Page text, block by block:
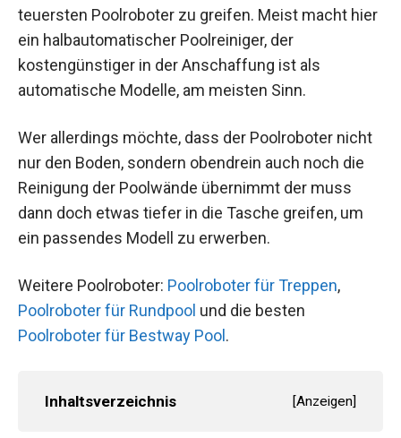
teuersten Poolroboter zu greifen. Meist macht hier
ein halbautomatischer Poolreiniger, der
kostengünstiger in der Anschaffung ist als
automatische Modelle, am meisten Sinn.
Wer allerdings möchte, dass der Poolroboter nicht
nur den Boden, sondern obendrein auch noch die
Reinigung der Poolwände übernimmt der muss
dann doch etwas tiefer in die Tasche greifen, um
ein passendes Modell zu erwerben.
Weitere Poolroboter: Poolroboter für Treppen,
Poolroboter für Rundpool und die besten
Poolroboter für Bestway Pool .
Inhaltsverzeichnis [Anzeigen]